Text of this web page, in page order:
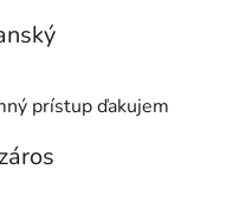
je 5 z 5 hviezdičiek.
prístup ďakujem
je 5 z 5 hviezdičiek.